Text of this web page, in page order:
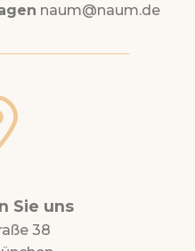
naum@naum.de
Sie uns
38